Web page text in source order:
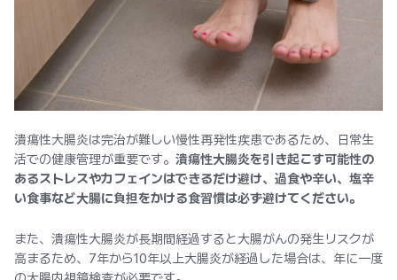
潰瘍性大腸炎は完治が難しい慢性再発性疾患であるため、日常生
活での健康管理が重要です。 潰瘍性大腸炎を引き起こす可能性の
あるストレスやカフェインはできるだけ避け、過食や辛い、塩辛
い食事など大腸に負担をかける食習慣は必ず避けてください。
また、潰瘍性大腸炎が長期間経過すると大腸がんの発生リスクが
高まるため、7年から10年以上大腸炎が経過した場合は、年に一度